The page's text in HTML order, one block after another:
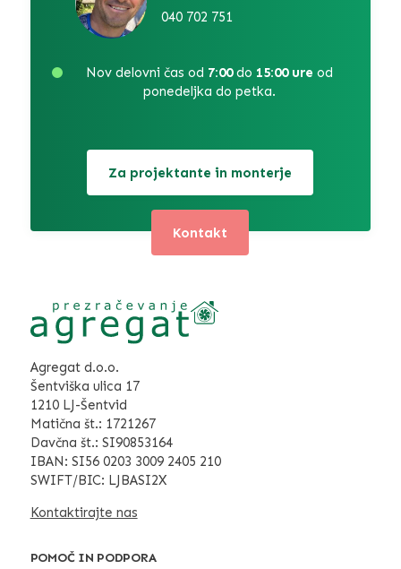
040 702 751
Nov delovni čas od 7:00do 15:00 ure od
ponedeljka do petka.
Za projektante in monterje
Kontakt
Agregat d.o.o.
Šentviška ulica 17
1210 LJ-Šentvid
Matična št.: 1721267
Davčna št.: SI90853164
IBAN: SI56 0203 3009 2405 210
SWIFT/BIC: LJBASI2X
Kontaktirajte nas
POMOČ IN PODPORA